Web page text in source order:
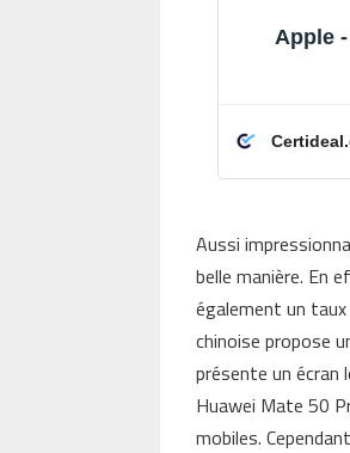
Apple
Aussi
belle manière. En
également un
chinoise propose
présente un écran
Huawei Mate 50
mobiles.